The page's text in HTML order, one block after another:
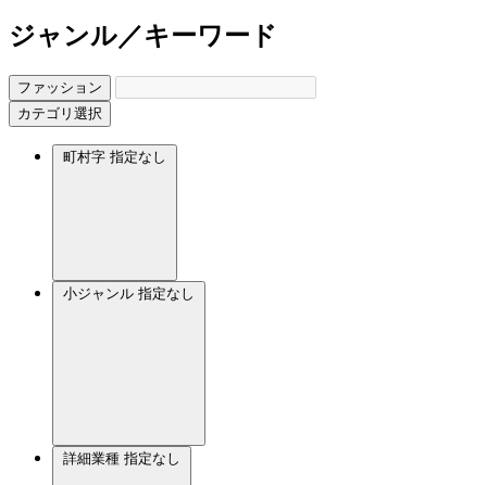
ジャンル／キーワード
ファッション
カテゴリ選択
町村字 指定なし
小ジャンル 指定なし
詳細業種 指定なし